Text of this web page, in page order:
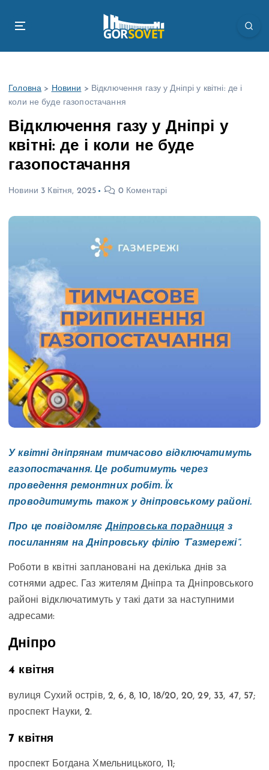
Головна > Новини > Відключення газу у Дніпрі у квітні: де і
коли не буде газопостачання
Відключення газу у Дніпрі у
квітні: де і коли не буде
газопостачання
Новини 3 Квітня, 2025 0 Коментарі
У квітні дніпрянам тимчасово відключатимуть
газопостачання. Це робитимуть через
проведення ремонтних робіт. Їх
проводитимуть також у дніпровському районі.
Про це повідомляєДніпровська порадниця з
посиланням на Дніпровську філію “Газмережі”.
Роботи в квітні заплановані на декілька днів за
сотнями адрес. Газ жителям Дніпра та Дніпровського
районі відключатимуть у такі дати за наступними
адресами:
Дніпро
4 квітня
вулиця Сухий острів, 2, 6, 8, 10, 18/20, 20, 29, 33, 47, 57;
проспект Науки, 2.
7 квітня
проспект Богдана Хмельницького, 11;